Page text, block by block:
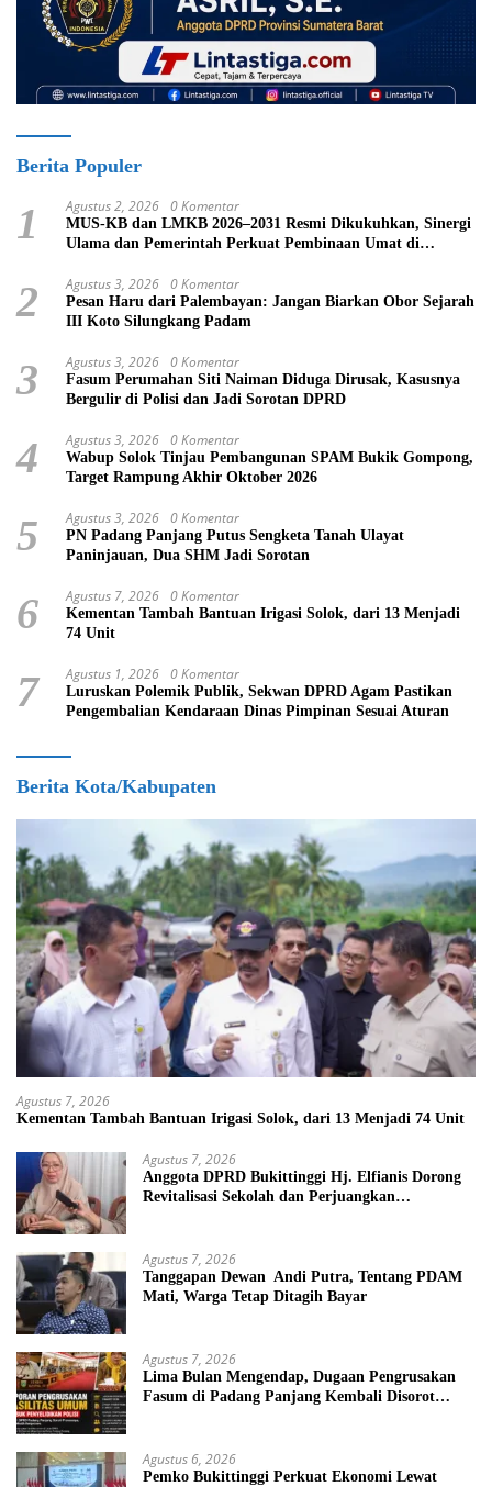
Berita Populer
1 Agustus 2, 2026 0 Komentar
MUS-KB dan LMKB 2026–2031 Resmi Dikukuhkan, Sinergi
Ulama dan Pemerintah Perkuat Pembinaan Umat di
2 Agustus 3, 2026 0 Komentar
Pesan Haru dari Palembayan: Jangan Biarkan Obor Sejarah
III Koto Silungkang Padam
3 Agustus 3, 2026 0 Komentar
Fasum Perumahan Siti Naiman Diduga Dirusak, Kasusnya
Bergulir di Polisi dan Jadi Sorotan DPRD
4 Agustus 3, 2026 0 Komentar
Wabup Solok Tinjau Pembangunan SPAM Bukik Gompong,
Target Rampung Akhir Oktober 2026
5 Agustus 3, 2026 0 Komentar
PN Padang Panjang Putus Sengketa Tanah Ulayat
Paninjauan, Dua SHM Jadi Sorotan
6 Agustus 7, 2026 0 Komentar
Kementan Tambah Bantuan Irigasi Solok, dari 13 Menjadi
74 Unit
7 Agustus 1, 2026 0 Komentar
Luruskan Polemik Publik, Sekwan DPRD Agam Pastikan
Pengembalian Kendaraan Dinas Pimpinan Sesuai Aturan
Berita Kota/Kabupaten
Agustus 7, 2026
Kementan Tambah Bantuan Irigasi Solok, dari 13 Menjadi 74 Unit
Agustus 7, 2026
Anggota DPRD Bukittinggi Hj. Elfianis Dorong
Revitalisasi Sekolah dan Perjuangkan
Agustus 7, 2026
Tanggapan Dewan Andi Putra, Tentang PDAM
Mati, Warga Tetap Ditagih Bayar
Agustus 7, 2026
Lima Bulan Mengendap, Dugaan Pengrusakan
Fasum di Padang Panjang Kembali Disorot
Agustus 6, 2026
Pemko Bukittinggi Perkuat Ekonomi Lewat